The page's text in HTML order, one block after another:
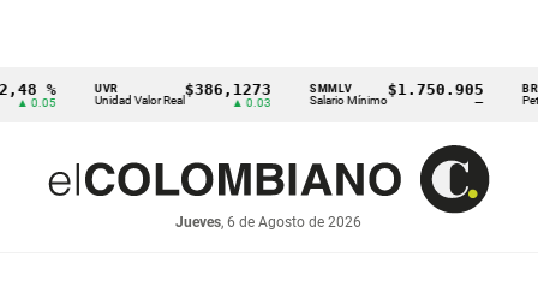
UVR
Unidad Valor Real
$386,1273 SMMLV
Salario Mínimo
$1.750.905 BRENT
Petróleo
Jueves, 6 de Agosto de 2026